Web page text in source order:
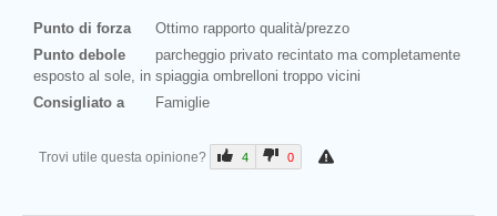
Punto di forza
Ottimo rapporto qualità/prezzo
Punto debole
parcheggio privato recintato ma completamente
esposto al sole, in spiaggia ombrelloni troppo vicini
Consigliato a
Famiglie
Trovi utile questa opinione? 4 0